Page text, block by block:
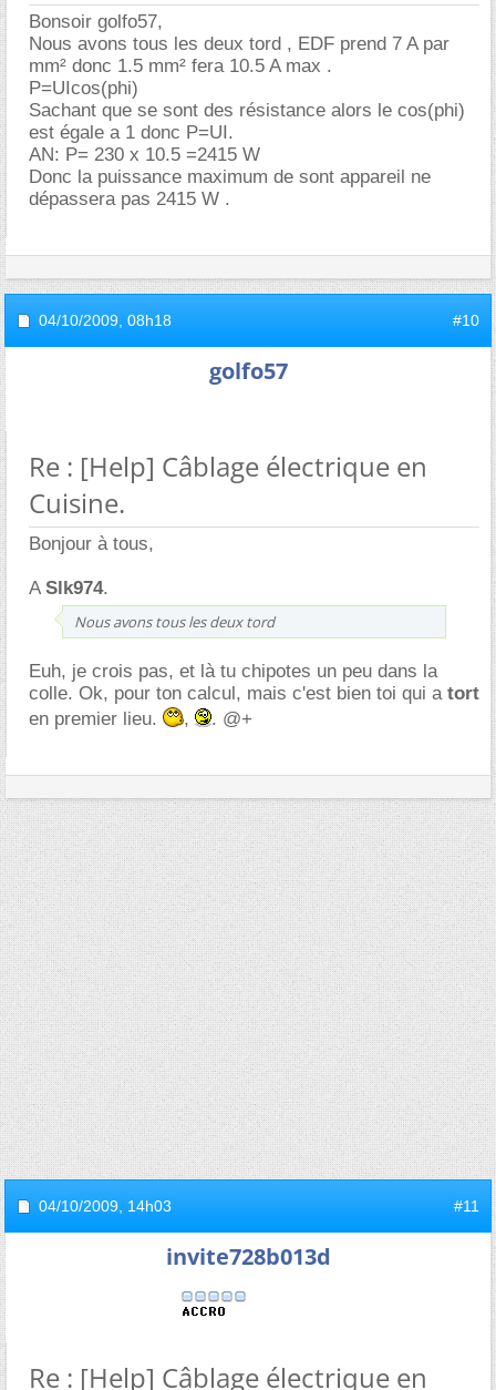
Bonsoir golfo57,
Nous avons tous les deux tord , EDF prend 7 A par
mm² donc 1.5 mm² fera 10.5 A max .
P=UIcos(phi)
Sachant que se sont des résistance alors le cos(phi)
est égale a 1 donc P=UI.
AN: P= 230 x 10.5 =2415 W
Donc la puissance maximum de sont appareil ne
dépassera pas 2415 W .
04/10/2009, 08h18 #10
golfo57
Re : [Help] Câblage électrique en
Cuisine.
Bonjour à tous,
A Slk974.
Nous avons tous les deux tord
Euh, je crois pas, et là tu chipotes un peu dans la
colle. Ok, pour ton calcul, mais c'est bien toi qui a tort
en premier lieu.
, . @+
04/10/2009, 14h03 #11
invite728b013d
Re : [Help] Câblage électrique en